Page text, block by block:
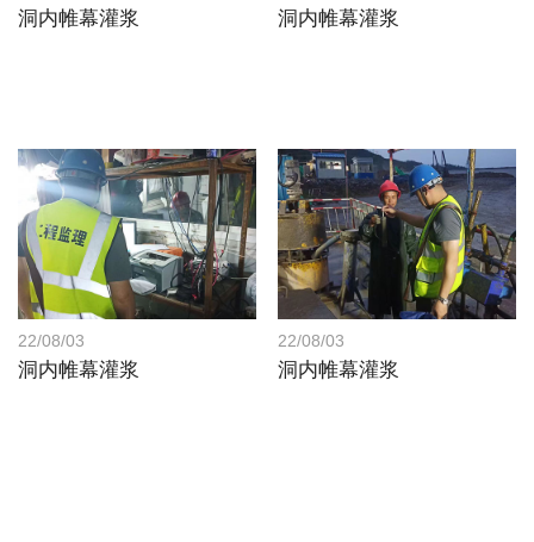
洞内帷幕灌浆 洞内帷幕灌浆
22/08/03
洞内帷幕灌浆
22/08/03
洞内帷幕灌浆